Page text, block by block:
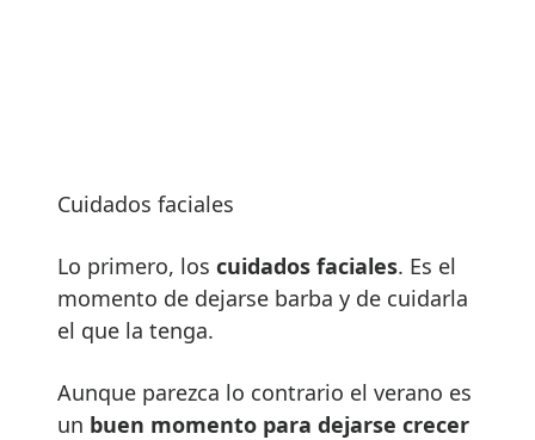
Cuidados faciales
Lo primero, los cuidados faciales. Es el
momento de dejarse barba y de cuidarla
el que la tenga.
Aunque parezca lo contrario el verano es
un buen momento para dejarse crecer